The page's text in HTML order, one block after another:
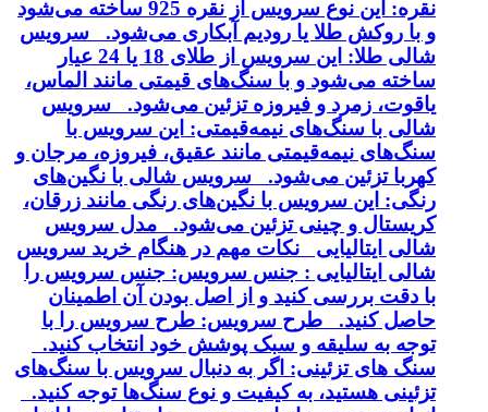
نقره: این نوع سرویس از نقره 925 ساخته می‌شود
و با روکش طلا یا رودیم آبکاری می‌شود. سرویس
شالی طلا: این سرویس از طلای 18 یا 24 عیار
ساخته می‌شود و با سنگ‌های قیمتی مانند الماس،
یاقوت، زمرد و فیروزه تزئین می‌شود. سرویس
شالی با سنگ‌های نیمه‌قیمتی: این سرویس با
سنگ‌های نیمه‌قیمتی مانند عقیق، فیروزه، مرجان و
کهربا تزئین می‌شود. سرویس شالی با نگین‌های
رنگی: این سرویس با نگین‌های رنگی مانند زرقان،
کریستال و چینی تزئین می‌شود. مدل سرویس
شالی ایتالیایی نکات مهم در هنگام خرید سرویس
شالی ایتالیایی : جنس سرویس: جنس سرویس را
با دقت بررسی کنید و از اصل بودن آن اطمینان
حاصل کنید. طرح سرویس: طرح سرویس را با
توجه به سلیقه و سبک پوشش خود انتخاب کنید.
سنگ های تزئینی: اگر به دنبال سرویس با سنگ‌های
تزئینی هستید، به کیفیت و نوع سنگ‌ها توجه کنید.